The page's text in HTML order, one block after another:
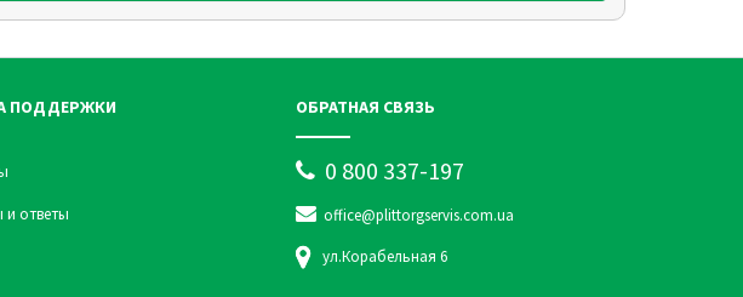
ПОДДЕРЖКИ
ответы
ОБРАТНАЯ СВЯЗЬ
0 800 337-197
office@plittorgservis.com.ua
ул.Корабельная 6